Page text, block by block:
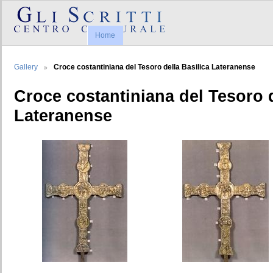
Home
Gallery Croce costantiniana del Tesoro della Basilica Lateranense
Croce costantiniana del Tesoro
Lateranense